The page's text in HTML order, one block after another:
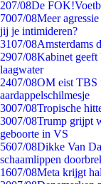
207/08De
7007/08Meer
jij je intimideren?
3107/08Amsterdams
2907/08Kabinet geeft
laagwater
2407/08OM eist TBS
aardappelschilmesje
3007/08Tropische
3007/08Trump grijpt
geboorte in VS
5607/08Dikke Van
schaamlippen
1607/08Meta krijgt